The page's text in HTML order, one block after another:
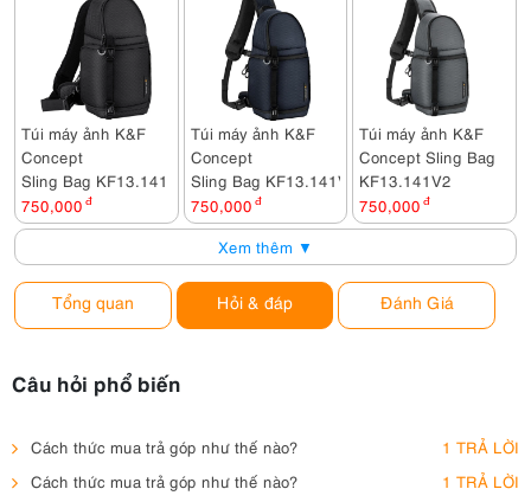
82,980,000đ
Sony Alpha A7 Mark IV Body + Sony FE 50mm F2.5 G
69,980,000đ
Sony Alpha A7 Mark IV Body + Sony FE PZ 16-35mm F4 G
84,980,000đ
78,980,000đ
Sony Alpha A7 Mark IV Body + Tamron 28-75mm F2.8 Di III VXD G2
73,500,000đ
Sony Alpha A7 Mark IV Body + Sony FE 24-70mm F2.8 GM II + DJI RS 4 Pro Combo
115,000,000đ
Sony Alpha A7 Mark IV Body + DJI RS 4 Pro
73,180,000đ
Sony A7 Mark IV + Sony FE 24-70mm F2.8 GM II + Combo SmallRig Fullset quay phim
Túi máy ảnh K&F
Concept
Sling Bag KF13.141
750,000 đ
Túi máy ảnh K&F
Concept
Sling Bag KF13.141V4
750,000 đ
Túi máy ảnh K&F
Concept Sling Bag
KF13.141V2
750,000 đ
Xem thêm ▼
Tổng quan Hỏi & đáp Đánh Giá
Câu hỏi phổ biến
Cách thức mua trả góp như thế nào?
1 TRẢ LỜI
Cách thức mua trả góp như thế nào?
1 TRẢ LỜI